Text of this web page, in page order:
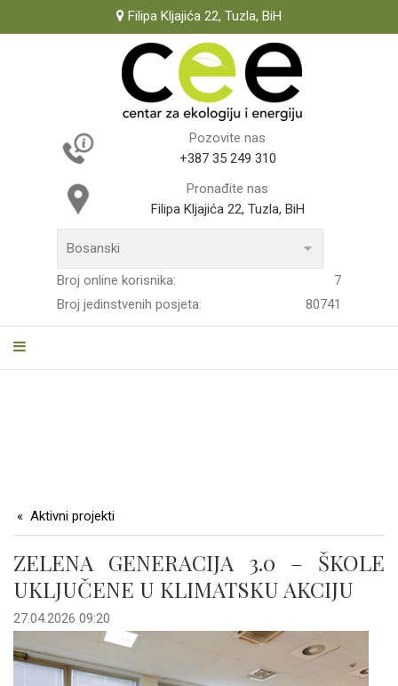
Filipa Kljajića 22, Tuzla, BiH
Pozovite nas
+387 35 249 310
Pronađite nas
Filipa Kljajića 22, Tuzla, BiH
Broj online korisnika:
7
Broj jedinstvenih posjeta:
80741
Aktivni projekti
ZELENA GENERACIJA 3.0 – ŠKOLE
UKLJUČENE U KLIMATSKU AKCIJU
27.04.2026 09:20